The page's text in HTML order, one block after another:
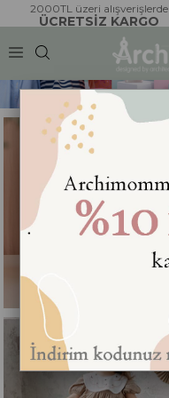
2000TL üzeri alışverişlerde
ÜCRETSİZ KARGO